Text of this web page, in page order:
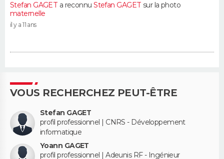
Stefan GAGET a reconnuStefan GAGET sur la photo
maternelle
il y a 11 ans
VOUS RECHERCHEZ PEUT-ÊTRE
Stefan GAGET
profil professionnel | CNRS - Développement
informatique
Yoann GAGET
profil professionnel | Adeunis RF - Ingénieur